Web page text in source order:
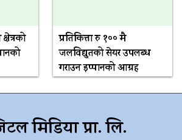
प्रतिकित्ता रु १०० मै
जलविद्युतको सेयर उपलब्ध
गराउन इप्पानको आग्रह
मिडिया प्रा. लि.